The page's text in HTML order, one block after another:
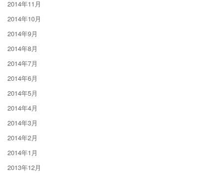
2014年11月
2014年10月
2014年9月
2014年8月
2014年7月
2014年6月
2014年5月
2014年4月
2014年3月
2014年2月
2014年1月
2013年12月